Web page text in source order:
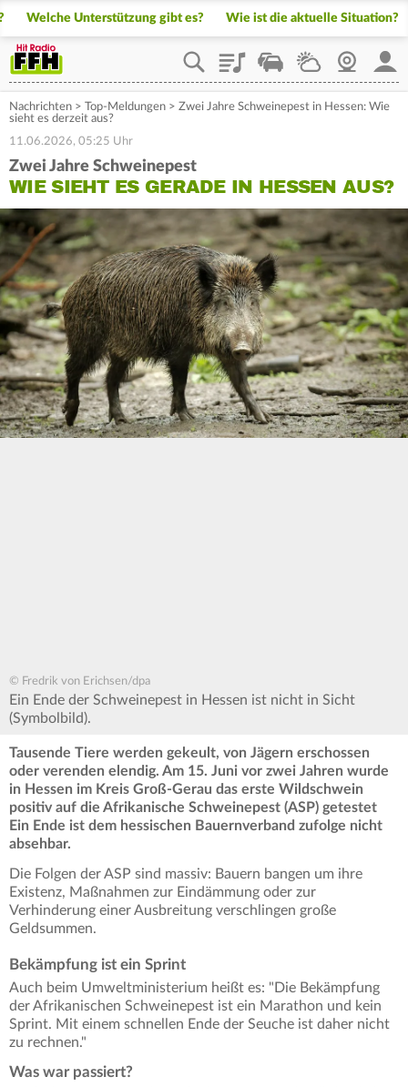
Welche Unterstützung gibt es? Wie ist die aktuelle Situation?
PlaylistStaupilotWetterWebcam
Nachrichten > Top-Meldungen > Zwei Jahre Schweinepest in Hessen: Wie
sieht es derzeit aus?
11.06.2026, 05:25 Uhr
Zwei Jahre Schweinepest
WIE SIEHT ES GERADE IN HESSEN AUS?
© Fredrik von Erichsen/dpa
Ein Ende der Schweinepest in Hessen ist nicht in Sicht
(Symbolbild).
Tausende Tiere werden gekeult, von Jägern erschossen
oder verenden elendig. Am 15. Juni vor zwei Jahren wurde
in Hessen im Kreis Groß-Gerau das erste Wildschwein
positiv auf die Afrikanische Schweinepest (ASP) getestet
Ein Ende ist dem hessischen Bauernverband zufolge nicht
absehbar.
Die Folgen der ASP sind massiv: Bauern bangen um ihre
Existenz, Maßnahmen zur Eindämmung oder zur
Verhinderung einer Ausbreitung verschlingen große
Geldsummen.
Bekämpfung ist ein Sprint
Auch beim Umweltministerium heißt es: "Die Bekämpfung
der Afrikanischen Schweinepest ist ein Marathon und kein
Sprint. Mit einem schnellen Ende der Seuche ist daher nicht
zu rechnen."
Was war passiert?